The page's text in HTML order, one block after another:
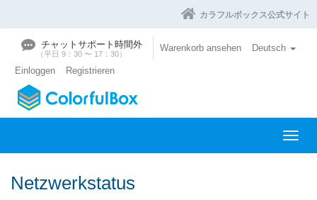
カラフルボックス公式サイト
チャットサポート時間外
（平日 9：30 〜 17：30）
Warenkorb ansehen Deutsch
Einloggen Registrieren
N
a
Netzwerkstatus